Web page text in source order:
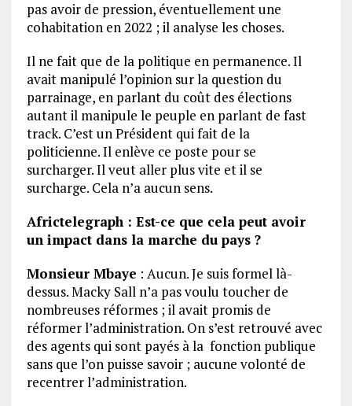
pas avoir de pression, éventuellement une
cohabitation en 2022 ; il analyse les choses.
Il ne fait que de la politique en permanence. Il
avait manipulé l’opinion sur la question du
parrainage, en parlant du coût des élections
autant il manipule le peuple en parlant de fast
track. C’est un Président qui fait de la
politicienne. Il enlève ce poste pour se
surcharger. Il veut aller plus vite et il se
surcharge. Cela n’a aucun sens.
Africtelegraph : Est-ce que cela peut avoir
un impact dans la marche du pays ?
Monsieur Mbaye : Aucun. Je suis formel là-
dessus. Macky Sall n’a pas voulu toucher de
nombreuses réformes ; il avait promis de
réformer l’administration. On s’est retrouvé avec
des agents qui sont payés à la fonction publique
sans que l’on puisse savoir ; aucune volonté de
recentrer l’administration.